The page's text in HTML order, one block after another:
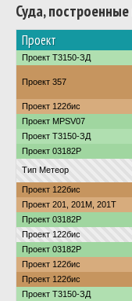
Суда,
Проект
Проект Т3150-ЗД
Проект 357
Проект 122бис
Проект MPSV07
Проект Т3150-ЗД
Проект 03182Р
Тип Метеор
Проект 122бис
Проект 201, 201М, 201Т
Проект 03182Р
Проект 122бис
Проект 03182Р
Проект 122бис
Проект 122бис
Проект Т3150-ЗД